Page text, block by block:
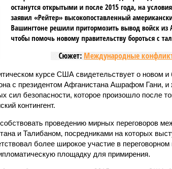
останутся открытыми и после 2015 года, на
заявил «Рейтер» высокопоставленный
Вашингтоне решили притормозить вывод войск из
чтобы помочь новому правительству бороться с
Сюжет: Международные
курсе США свидетельствует о новом и
с президентом Афганистана Ашрафом Гани,
сил безопасности, которое произошло после
контингент.
проведению мирных переговоров
и Талибаном, посредниками на которых
более широкое участие в переговорном
площадку для примирения.